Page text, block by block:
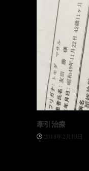
牽引治療
2018年2月19日